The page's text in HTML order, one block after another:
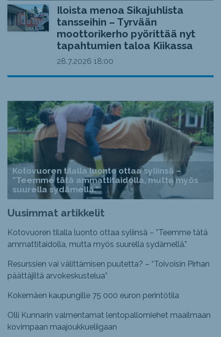
Iloista menoa Sikajuhlista
tansseihin – Tyrvään
moottorikerho pyörittää nyt
tapahtumien taloa Kiikassa
28.7.2026 18:00
Kotovuoren tilalla luonto ottaa syliinsä –
”Teemme tätä ammattitaidolla, mutta myös
suurella sydämellä.”
Uusimmat artikkelit
Kotovuoren tilalla luonto ottaa syliinsä – ”Teemme tätä
ammattitaidolla, mutta myös suurella sydämellä.”
Resurssien vai välittämisen puutetta? – “Toivoisin Pirhan
päättäjiltä arvokeskustelua”
Kokemäen kaupungille 75 000 euron perintötila
Olli Kunnarin valmentamat lentopallomiehet maailmaan
kovimpaan maajoukkueliigaan